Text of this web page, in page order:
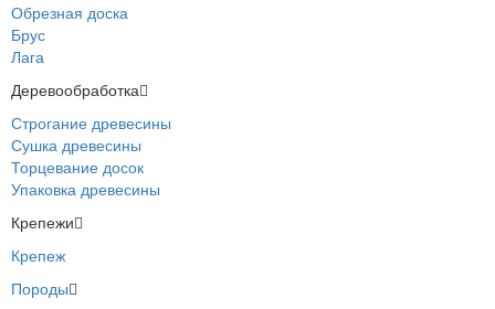
Обрезная доска
Брус
Лага
Деревообработка
Строгание древесины
Сушка древесины
Торцевание досок
Упаковка древесины
Крепежи
Крепеж
Породы